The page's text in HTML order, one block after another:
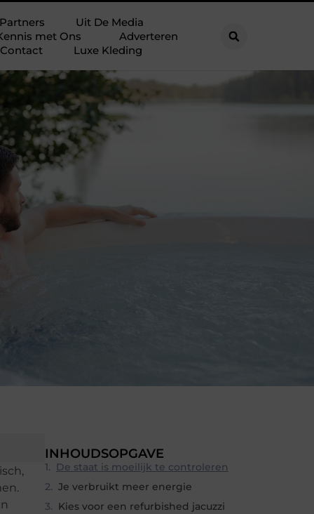
Uit De Media
met Ons
Adverteren
Contact
Luxe Kleding
INHOUDSOPGAVE
De staat is moeilijk te controleren
Je verbruikt meer energie
Kies voor een refurbished jacuzzi